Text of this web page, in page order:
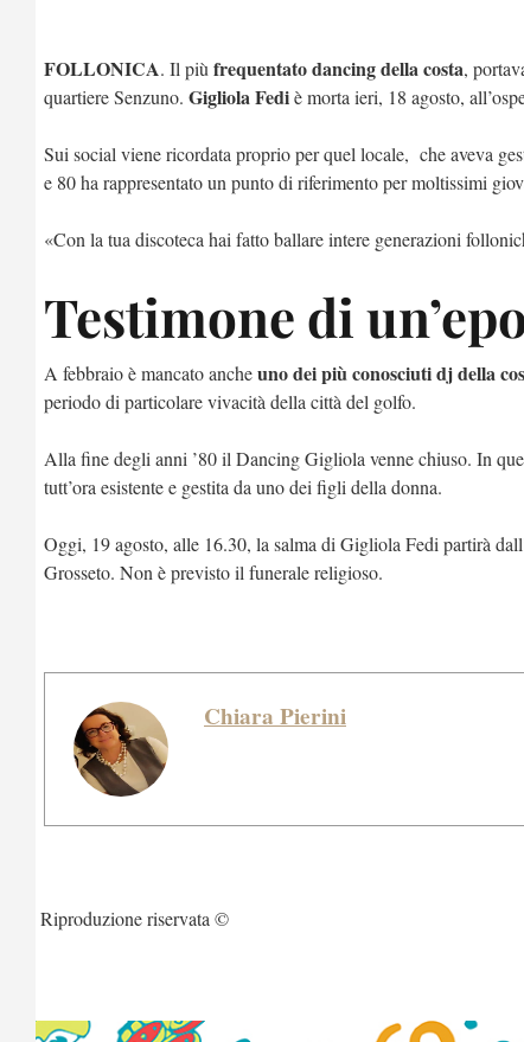
FOLLONICA. Il più frequentato dancing della costa,
quartiere Senzuno. Gigliola Fediè morta ieri, 18 agosto,
Sui social viene ricordata proprio per quel locale, che aveva
e 80 ha rappresentato un punto di riferimento per moltissimi
«Con la tua discoteca hai fatto ballare intere generazioni
Testimone di
A febbraio è mancato ancheuno dei più conosciuti dj della
periodo di particolare vivacità della città del golfo.
Alla fine degli anni ’80 il Dancing Gigliola venne chiuso. In
tutt’ora esistente e gestita da uno dei figli della donna.
Oggi, 19 agosto, alle 16.30, la salma di Gigliola Fedi partirà
Grosseto. Non è previsto il funerale religioso.
Chiara Pierini
Riproduzione riservata ©